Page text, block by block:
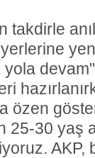
özen
25-30 yaş
AKP,